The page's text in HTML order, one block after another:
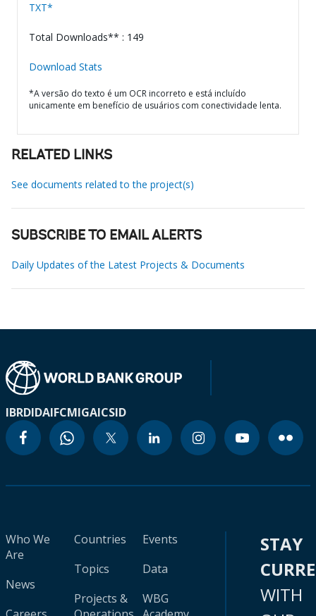
TXT*
Total Downloads** : 149
Download Stats
*A versão do texto é um OCR incorreto e está incluído
unicamente em benefício de usuários com conectividade lenta.
RELATED LINKS
See documents related to the project(s)
SUBSCRIBE TO EMAIL ALERTS
Daily Updates of the Latest Projects & Documents
IBRDIDAIFCMIGAICSID
Who We
Are
News
Countries
Topics
Projects &
Events
Data
WBG
STAY
WITH